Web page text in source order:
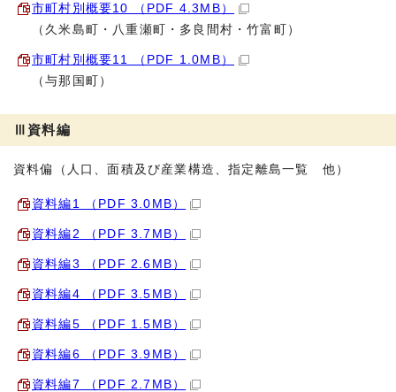
市町村別概要10 （PDF 4.3MB）
（久米島町・八重瀬町・多良間村・竹富町）
市町村別概要11 （PDF 1.0MB）
（与那国町）
Ⅲ資料編
資料偏（人口、面積及び産業構造、指定離島一覧 他）
資料編1 （PDF 3.0MB）
資料編2 （PDF 3.7MB）
資料編3 （PDF 2.6MB）
資料編4 （PDF 3.5MB）
資料編5 （PDF 1.5MB）
資料編6 （PDF 3.9MB）
資料編7 （PDF 2.7MB）